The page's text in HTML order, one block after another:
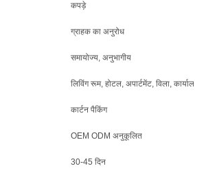
कपड़े
ग्राहक का अनुरोध
समायोज्य, अनुभागीय
लिविंग रूम, होटल, अपार्टमेंट, विला, कार्यालय
कार्टन पैकिंग
OEM ODM अनुकूलित
30-45 दिन